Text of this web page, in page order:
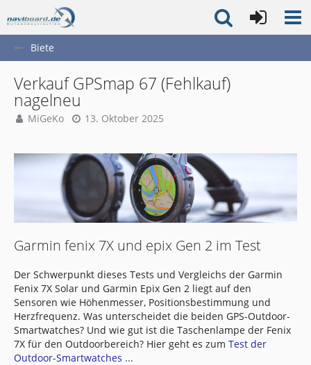
Biete
Verkauf GPSmap 67 (Fehlkauf)
nagelneu
MiGeKo 13. Oktober 2025
Garmin fenix 7X und epix Gen 2 im Test
Der Schwerpunkt dieses Tests und Vergleichs der Garmin
Fenix 7X Solar und Garmin Epix Gen 2 liegt auf den
Sensoren wie Höhenmesser, Positionsbestimmung und
Herzfrequenz. Was unterscheidet die beiden GPS-Outdoor-
Smartwatches? Und wie gut ist die Taschenlampe der Fenix
7X für den Outdoorbereich? Hier geht es zum Test der
Outdoor-Smartwatches ...